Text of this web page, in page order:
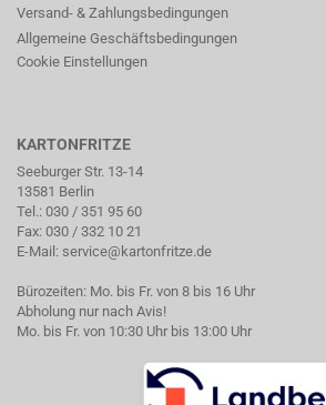
Versand- & Zahlungsbedingungen
Allgemeine Geschäftsbedingungen
Cookie Einstellungen
KARTONFRITZE
Seeburger Str. 13-14
13581 Berlin
Tel.: 030 / 351 95 60
Fax: 030 / 332 10 21
E-Mail: service@kartonfritze.de
Bürozeiten: Mo. bis Fr. von 8 bis 16 Uhr
Abholung nur nach Avis!
Mo. bis Fr. von 10:30 Uhr bis 13:00 Uhr